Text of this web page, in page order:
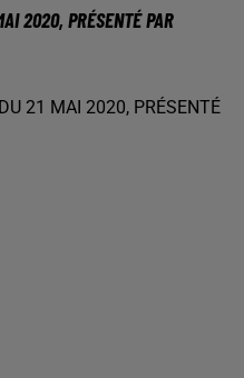
2020, PRÉSENTÉ PAR